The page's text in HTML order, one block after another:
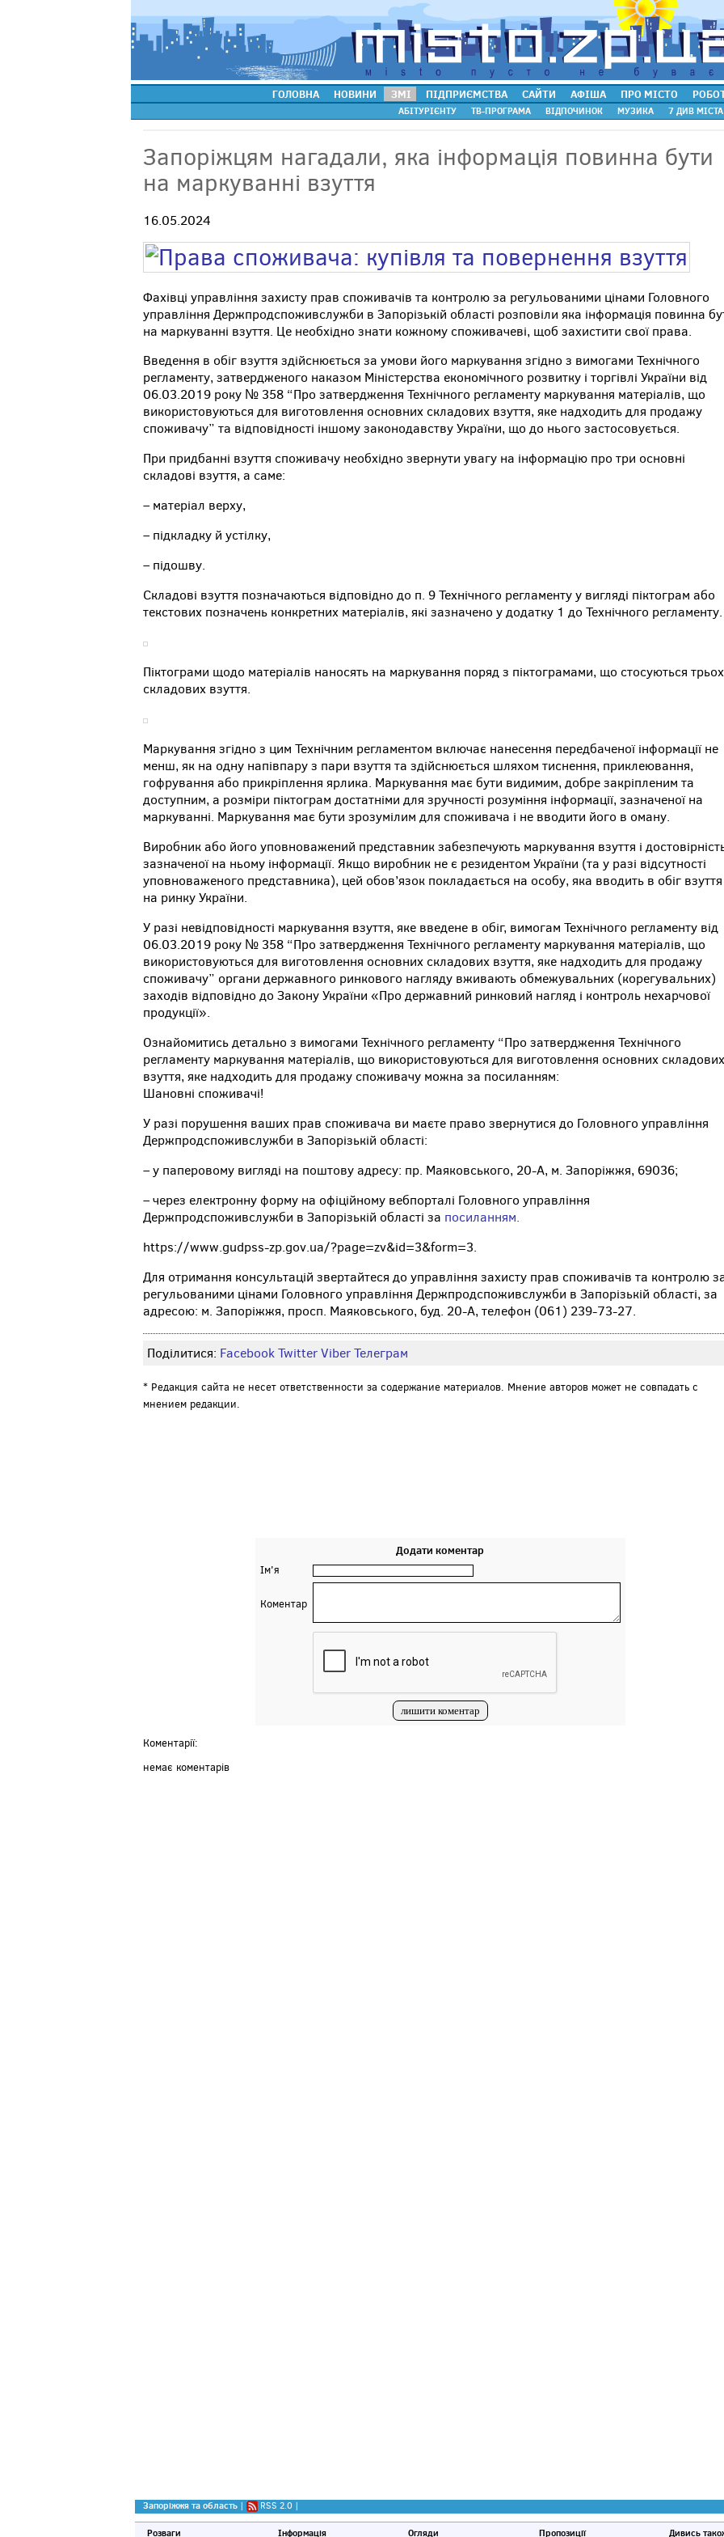
ГОЛОВНА НОВИНИ ЗМІ ПІДПРИЄМСТВА САЙТИ АФІША ПРО МІСТО
АБІТУРІЄНТУ ТВ-ПРОГРАМА ВІДПОЧИНОК МУЗИКА 7 ДИВ МІСТА
Запоріжцям нагадали, яка інформація повинна бути
на маркуванні взуття
16.05.2024
Фахівці управління захисту прав споживачів та контролю за регульованими цінами Головного
управління Держпродспоживслужби в Запорізькій області розповіли яка інформація повинна
на маркуванні взуття. Це необхідно знати кожному споживачеві, щоб захистити свої права.
Введення в обіг взуття здійснюється за умови його маркування згідно з вимогами Технічного
регламенту, затвердженого наказом Міністерства економічного розвитку і торгівлі України від
06.03.2019 року № 358 “Про затвердження Технічного регламенту маркування матеріалів, що
використовуються для виготовлення основних складових взуття, яке надходить для продажу
споживачу” та відповідності іншому законодавству України, що до нього застосовується.
При придбанні взуття споживачу необхідно звернути увагу на інформацію про три основні
складові взуття, а саме:
– матеріал верху,
– підкладку й устілку,
– підошву.
Складові взуття позначаються відповідно до п. 9 Технічного регламенту у вигляді піктограм або
текстових позначень конкретних матеріалів, які зазначено у додатку 1 до Технічного регламенту.
Піктограми щодо матеріалів наносять на маркування поряд з піктограмами, що стосуються трьох
складових взуття.
Маркування згідно з цим Технічним регламентом включає нанесення передбаченої інформації не
менш, як на одну напівпару з пари взуття та здійснюється шляхом тиснення, приклеювання,
гофрування або прикріплення ярлика. Маркування має бути видимим, добре закріпленим та
доступним, а розміри піктограм достатніми для зручності розуміння інформації, зазначеної на
маркуванні. Маркування має бути зрозумілим для споживача і не вводити його в оману.
Виробник або його уповноважений представник забезпечують маркування взуття і
зазначеної на ньому інформації. Якщо виробник не є резидентом України (та у разі відсутності
уповноваженого представника), цей обов’язок покладається на особу, яка вводить в обіг взуття
на ринку України.
У разі невідповідності маркування взуття, яке введене в обіг, вимогам Технічного регламенту від
06.03.2019 року № 358 “Про затвердження Технічного регламенту маркування матеріалів, що
використовуються для виготовлення основних складових взуття, яке надходить для продажу
споживачу” органи державного ринкового нагляду вживають обмежувальних (корегувальних)
заходів відповідно до Закону України «Про державний ринковий нагляд і контроль нехарчової
продукції».
Ознайомитись детально з вимогами Технічного регламенту “Про затвердження Технічного
регламенту маркування матеріалів, що використовуються для виготовлення основних складових
взуття, яке надходить для продажу споживачу можна за посиланням:
Шановні споживачі!
У разі порушення ваших прав споживача ви маєте право звернутися до Головного управління
Держпродспоживслужби в Запорізькій області:
– у паперовому вигляді на поштову адресу: пр. Маяковського, 20-А, м. Запоріжжя, 69036;
– через електронну форму на офіційному вебпорталі Головного управління
Держпродспоживслужби в Запорізькій області за посиланням.
https://www.gudpss-zp.gov.ua/?page=zv&id=3&form=3.
Для отримання консультацій звертайтеся до управління захисту прав споживачів та контролю
регульованими цінами Головного управління Держпродспоживслужби в Запорізькій області, за
адресою: м. Запоріжжя, просп. Маяковського, буд. 20-А, телефон (061) 239-73-27.
Поділитися: FacebookTwitterViberТелеграм
* Редакция сайта не несет ответственности за содержание материалов. Мнение авторов может не совпадать с
мнением редакции.
Додати коментар
Ім'я
Коментар
Коментарії:
немає коментарів
Запоріжжя та область | RSS 2.0 |
Розваги Інформація Огляди Пропозиції Дивись